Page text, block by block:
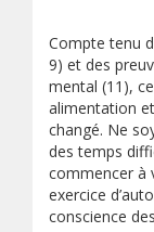
Compte tenu
9) et des
mental (11),
alimentation
changé. Ne
des temps
commencer à
exercice
conscience